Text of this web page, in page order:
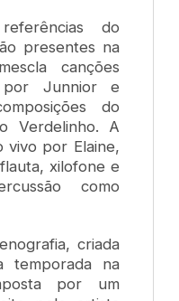
do
presentes na
canções
por Junnior e
do
Verdelinho. A
vivo por Elaine,
xilofone e
como
criada
temporada na
por um